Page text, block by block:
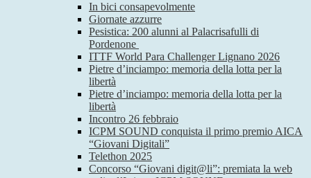
In bici consapevolmente
Giornate azzurre
Pesistica: 200 alunni al Palacrisafulli di
Pordenone
ITTF World Para Challenger Lignano 2026
Pietre d’inciampo: memoria della lotta per la
libertà
Pietre d’inciampo: memoria della lotta per la
libertà
Incontro 26 febbraio
ICPM SOUND conquista il primo premio AICA
“Giovani Digitali”
Telethon 2025
Concorso “Giovani digit@li”: premiata la web